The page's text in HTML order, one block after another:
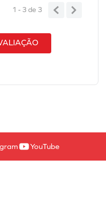
1 - 3de 3
YouTube